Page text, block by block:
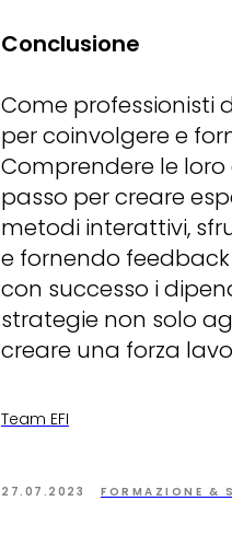
Conclusione
Come professionisti
per coinvolgere e
Comprendere le
passo per creare
metodi interattivi,
e fornendo
con successo i
strategie non solo
creare una forza
Team EFI
27.07.2023 FORMAZIONE &